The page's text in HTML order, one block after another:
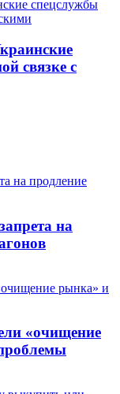
связке с
на
«очищение